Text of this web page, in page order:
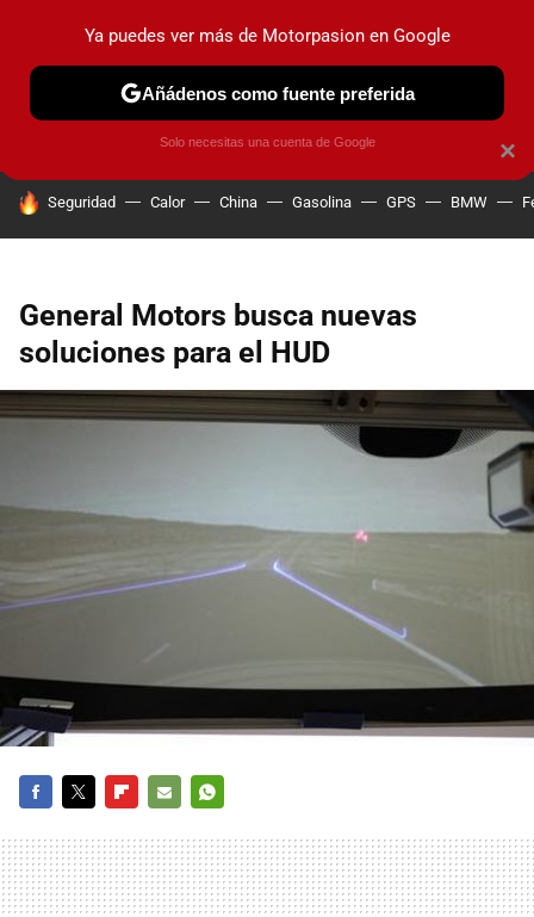
PRUEBAS COCHES ELÉCTRICOS OBSERVATORIO
HOY SE HABLA DE
Seguridad Calor China Gasolina GPS BMW
General Motors busca nuevas
soluciones para el HUD
MAIL
×
Ya puedes ver más de Motorpasion en Google
Añádenos como fuente preferida
Solo necesitas una cuenta de Google